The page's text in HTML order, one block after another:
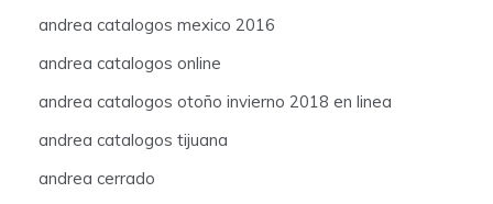
andrea catalogos mexico 2016
andrea catalogos online
andrea catalogos otoño invierno 2018 en linea
andrea catalogos tijuana
andrea cerrado